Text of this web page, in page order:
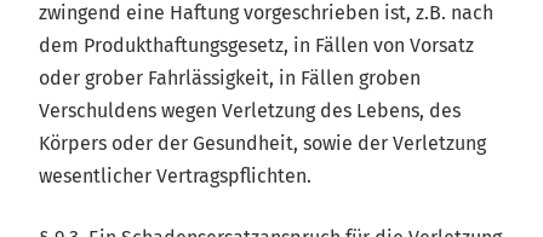
zwingend eine Haftung vorgeschrieben ist, z.B. nach
dem Produkthaftungsgesetz, in Fällen von Vorsatz
oder grober Fahrlässigkeit, in Fällen groben
Verschuldens wegen Verletzung des Lebens, des
Körpers oder der Gesundheit, sowie der Verletzung
wesentlicher Vertragspflichten.